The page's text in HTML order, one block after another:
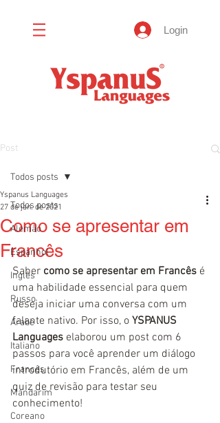
Login
Post
Todos posts
Alemão
Espanhol
Inglês
Russo
Árabe
Italiano
Francês
Mandarim
Coreano
Todos posts
Como se apresentar em
Francês
Yspanus Languages
27 de jan. de 2021
Saber como se apresentar em Francês é
uma habilidade essencial para quem
deseja iniciar uma conversa com um
falante nativo. Por isso, o YSPANUS
Languages elaborou um post com 6
passos para você aprender um diálogo
introdutório em Francês, além de um
quiz de revisão para testar seu
conhecimento!